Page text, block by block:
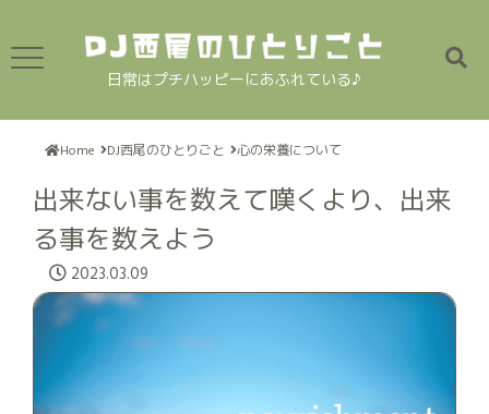
日常はプチハッピーにあふれている♪
Home DJ西尾のひとりごと 心の栄養について
出来ない事を数えて嘆くより、出来
る事を数えよう
2023.03.09